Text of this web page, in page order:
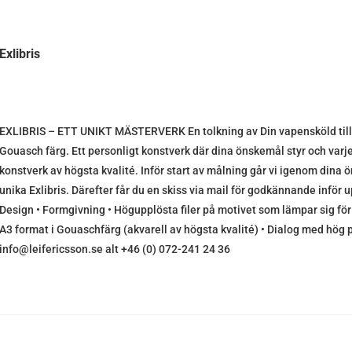
– ETT UNIKT MÄSTERVERK En tolkning av Din
färg. Ett personligt konstverk där dina önskemål styr och
av högsta kvalité. Inför start av målning går vi igenom dina
Exlibris. Därefter får du en skiss via mail för godkännande inför
• Formgivning • Högupplösta filer på motivet som lämpar sig
format i Gouaschfärg (akvarell av högsta kvalité) • Dialog med
alt +46 (0) 072-241 24 36